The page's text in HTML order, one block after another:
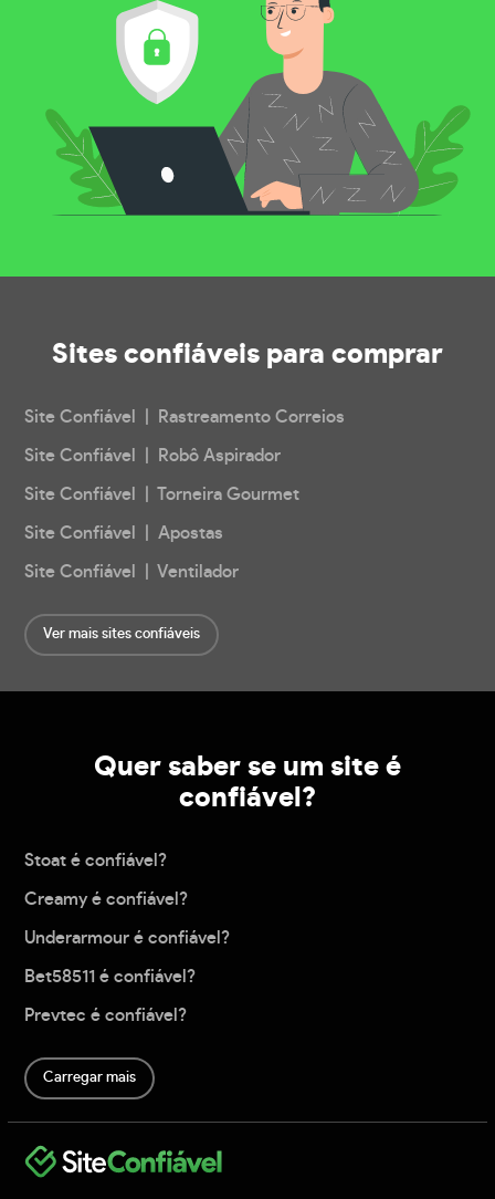
Sites confiáveis para comprar
Site Confiável | Rastreamento Correios
Site Confiável | Robô Aspirador
Site Confiável | Torneira Gourmet
Site Confiável | Apostas
Site Confiável | Ventilador
Ver mais sites confiáveis
Quer saber se um site é
confiável?
Stoat é confiável?
Creamy é confiável?
Underarmour é confiável?
Bet58511 é confiável?
Prevtec é confiável?
Carregar mais